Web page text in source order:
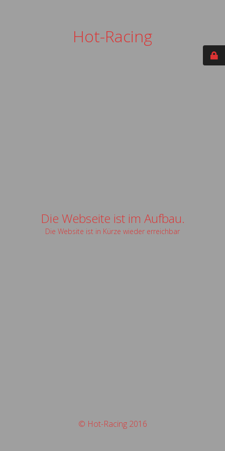
Hot-Racing
Die Webseite ist im Aufbau.
Die Website ist in Kürze wieder erreichbar
© Hot-Racing 2016